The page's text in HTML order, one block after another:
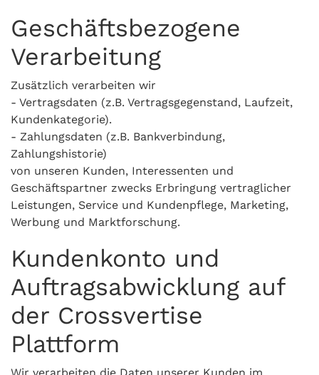
Geschäftsbezogene
Verarbeitung
Zusätzlich verarbeiten wir
- Vertragsdaten (z.B. Vertragsgegenstand, Laufzeit,
Kundenkategorie).
- Zahlungsdaten (z.B. Bankverbindung,
Zahlungshistorie)
von unseren Kunden, Interessenten und
Geschäftspartner zwecks Erbringung vertraglicher
Leistungen, Service und Kundenpflege, Marketing,
Werbung und Marktforschung.
Kundenkonto und
Auftragsabwicklung auf
der Crossvertise
Plattform